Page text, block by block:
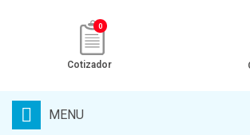
0
Cotizador
MENU